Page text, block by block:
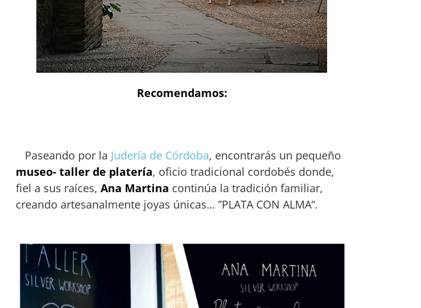
Recomendamos:
Paseando por la Judería de Córdoba, encontrarás un pequeño
museo- taller de platería, oficio tradicional cordobés donde,
fiel a sus raíces, Ana Martina continúa la tradición familiar,
creando artesanalmente joyas únicas… ”PLATA CON ALMA“.